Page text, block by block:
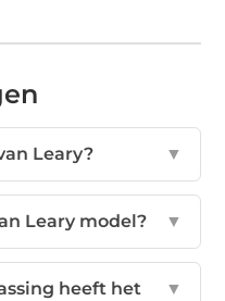
Leary? ▼
Leary model? ▼
heeft het
▼